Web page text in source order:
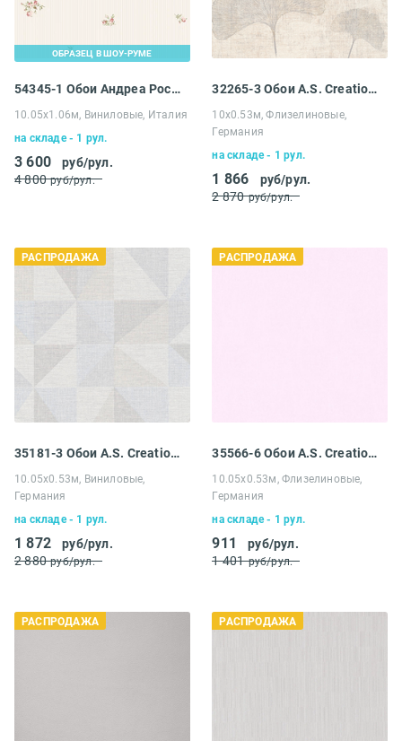
ОБРАЗЕЦ В ШОУ-РУМЕ
54345-1 Обои Андреа Росси Стромболи
10.05х1.06м, Виниловые, Италия
на складе - 1 рул.
3 600
руб/рул.
4 800 руб/рул.
32265-3 Обои A.S. Creation Распродажа
10х0.53м, Флизелиновые,
Германия
на складе - 1 рул.
1 866
руб/рул.
2 870 руб/рул.
РАСПРОДАЖА
35181-3 Обои A.S. Creation Распродажа
10.05х0.53м, Виниловые,
Германия
на складе - 1 рул.
1 872
руб/рул.
2 880 руб/рул.
РАСПРОДАЖА
35566-6 Обои A.S. Creation Распродажа
10.05х0.53м, Флизелиновые,
Германия
на складе - 1 рул.
911
руб/рул.
1 401 руб/рул.
РАСПРОДАЖА РАСПРОДАЖА